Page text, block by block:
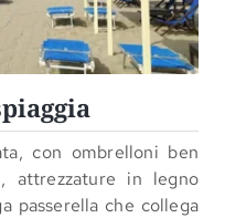
con ombrelloni ben
attrezzature in legno
passerella che collega